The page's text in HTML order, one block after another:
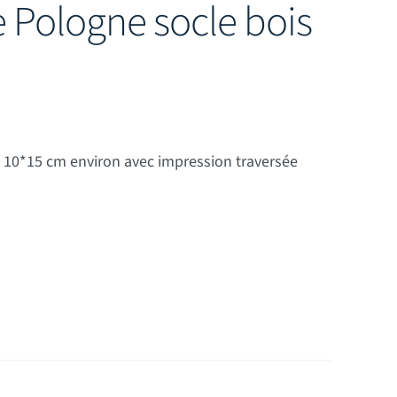
socle bois
cm environ avec impression traversée
bois